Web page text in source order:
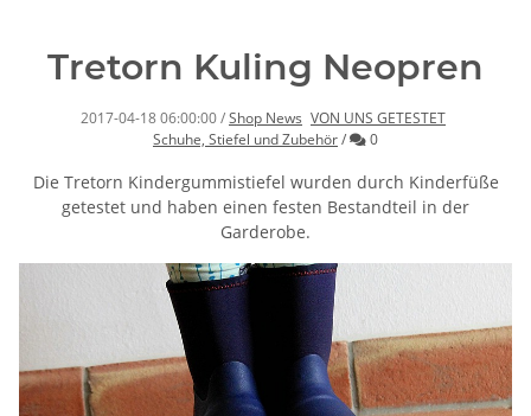
Tretorn Kuling Neopren
2017-04-18 06:00:00/Shop News VON UNS GETESTET
Schuhe, Stiefel und Zubehör/ Kommentare
0
Die Tretorn Kindergummistiefel wurden durch Kinderfüße
getestet und haben einen festen Bestandteil in der
Garderobe.